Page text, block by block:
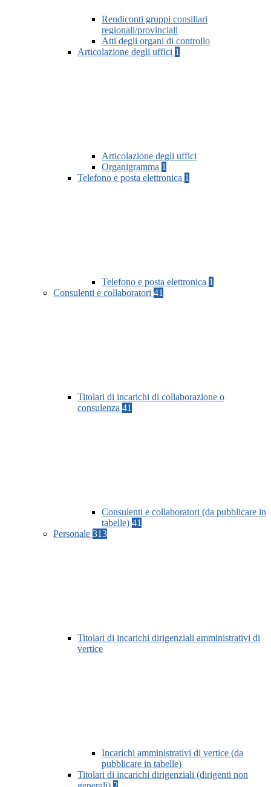
Rendiconti gruppi consiliari
regionali/provinciali
Atti degli organi di controllo
Articolazione degli uffici 1
Articolazione degli uffici
Organigramma 1
Telefono e posta elettronica 1
Telefono e posta elettronica 1
Consulenti e collaboratori 41
Titolari di incarichi di collaborazione o
consulenza 41
Consulenti e collaboratori (da pubblicare in
tabelle) 41
Personale 313
Titolari di incarichi dirigenziali amministrativi di
vertice
Incarichi amministrativi di vertice (da
pubblicare in tabelle)
Titolari di incarichi dirigenziali (dirigenti non